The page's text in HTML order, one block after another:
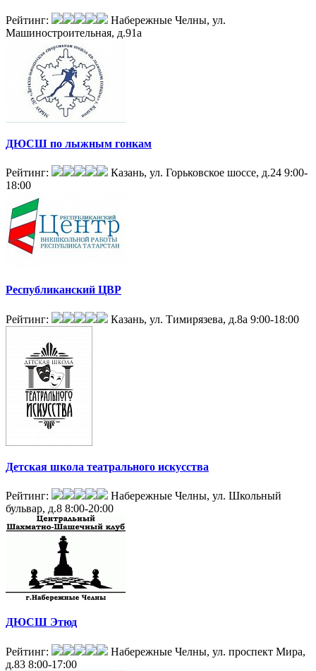
Рейтинг:
Набережные Челны, ул.
Машиностроительная, д.91а
ДЮСШ по лыжным гонкам
Рейтинг: Казань, ул. Горьковское шоссе, д.24 9:00-
18:00
Республиканский ЦВР
Рейтинг: Казань, ул. Тимирязева, д.8а 9:00-18:00
Детская школа театрального искусства
Рейтинг:
Набережные Челны, ул. Школьный
бульвар, д.8 8:00-20:00
ДЮСШ Этюд
Рейтинг:
Набережные Челны, ул. проспект Мира,
д.83 8:00-17:00